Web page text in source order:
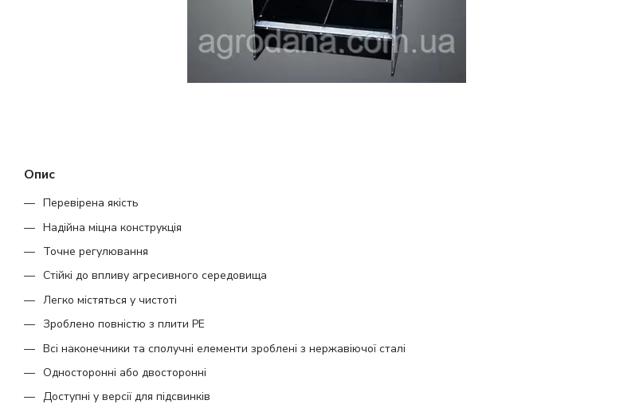
Опис
Перевірена якість
Надійна міцна конструкція
Точне регулювання
Стійкі до впливу агресивного середовища
Легко містяться у чистоті
Зроблено повністю з плити РЕ
Всі наконечники та сполучні елементи зроблені з нержавіючої сталі
Односторонні або двосторонні
Доступні у версії для підсвинків